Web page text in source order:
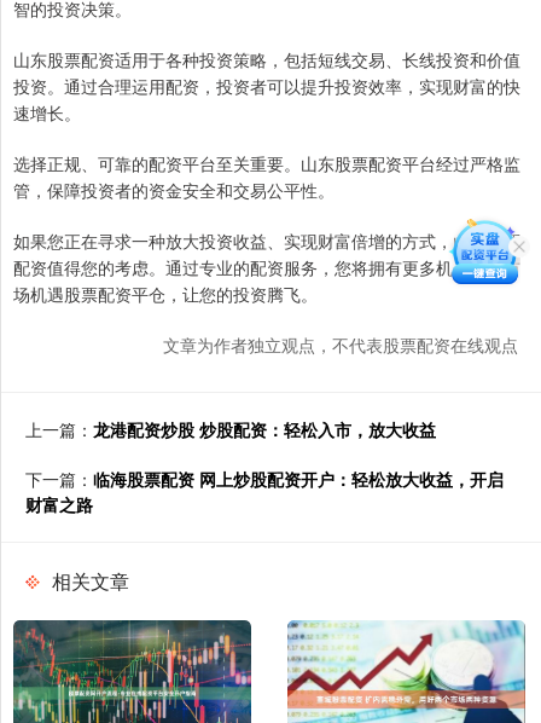
智的投资决策。
山东股票配资适用于各种投资策略，包括短线交易、长线投资和价值
投资。通过合理运用配资，投资者可以提升投资效率，实现财富的快
速增长。
选择正规、可靠的配资平台至关重要。山东股票配资平台经过严格监
管，保障投资者的资金安全和交易公平性。
如果您正在寻求一种放大投资收益、实现财富倍增的方式，山东股票
配资值得您的考虑。通过专业的配资服务，您将拥有更多机会把握市
场机遇股票配资平仓，让您的投资腾飞。
文章为作者独立观点，不代表股票配资在线观点
上一篇： 龙港配资炒股 炒股配资：轻松入市，放大收益
下一篇： 临海股票配资 网上炒股配资开户：轻松放大收益，开启
财富之路
相关文章